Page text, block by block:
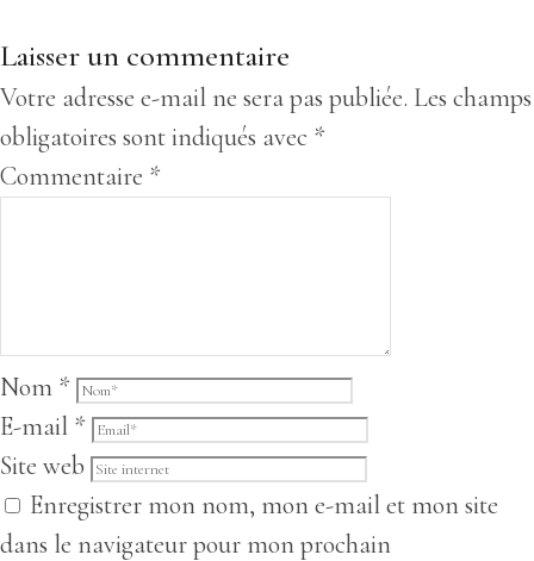
Laisser un commentaire
Votre adresse e-mail ne sera pas publiée. Les champs
obligatoires sont indiqués avec *
Commentaire *
Nom *
E-mail *
Site web
Enregistrer mon nom, mon e-mail et mon site
dans le navigateur pour mon prochain